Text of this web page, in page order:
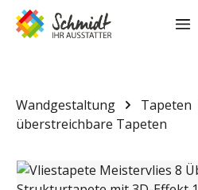
springen
Wandgestaltung
Tapeten
überstreichbare Tapeten
Bildergalerie überspringen